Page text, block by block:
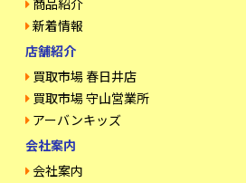
商品紹介
新着情報
店舗紹介
買取市場 春日井店
買取市場 守山営業所
アーバンキッズ
会社案内
会社案内